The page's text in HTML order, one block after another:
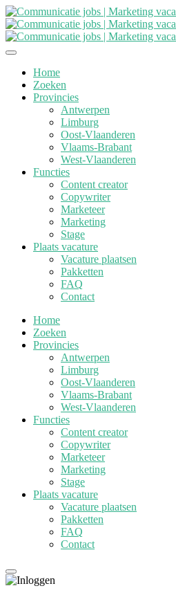
Home
Zoeken
Provincies
Antwerpen
Limburg
Oost-Vlaanderen
Vlaams-Brabant
West-Vlaanderen
Functies
Content creator
Copywriter
Marketeer
Marketing
Stage
Plaats vacature
Vacature plaatsen
Pakketten
FAQ
Contact
Home
Zoeken
Provincies
Antwerpen
Limburg
Oost-Vlaanderen
Vlaams-Brabant
West-Vlaanderen
Functies
Content creator
Copywriter
Marketeer
Marketing
Stage
Plaats vacature
Vacature plaatsen
Pakketten
FAQ
Contact